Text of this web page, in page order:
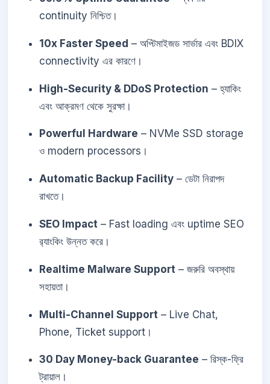
continuity নিশ্চিত।
10x Faster Speed – অপ্টিমাইজড সার্ভার এবং BDIX
connectivity এর কারণে।
High-Security & DDoS Protection – হ্যাকিং
এবং আক্রমণ থেকে সুরক্ষা।
Powerful Hardware – NVMe SSD storage
ও modern processors।
Automatic Backup Facility – ডেটা নিরাপদ
রাখতে।
SEO Impact – Fast loading এবং uptime SEO
র‍্যাংকিং উন্নত করে।
Realtime Malware Support – জরুরি অবস্থায়
সহায়তা।
Multi-Channel Support – Live Chat,
Phone, Ticket support।
30 Day Money-back Guarantee – রিস্ক-ফ্রি
ট্রায়াল।